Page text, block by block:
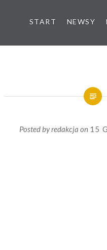
START NEWSY
Posted byredakcja on 15